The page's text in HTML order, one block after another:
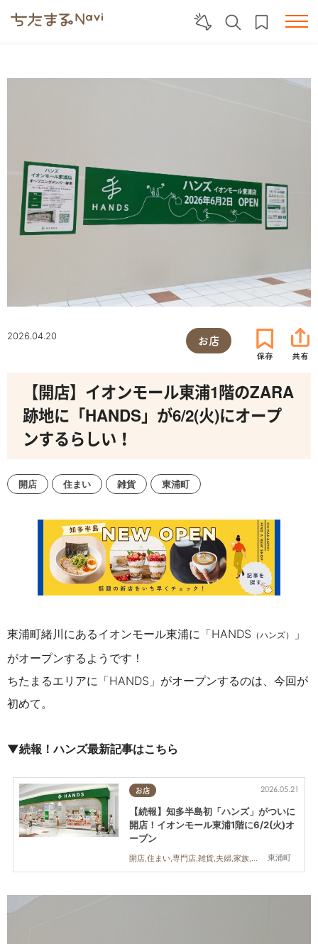
2026.04.20 お店
【開店】イオンモール東浦1階のZARA
跡地に「HANDS」が6/2(火)にオープ
ンするらしい！
開店 住まい 雑貨 東浦町
東浦町緒川にあるイオンモール東浦に「HANDS （ハンズ）
」
がオープンするようです！
ちたまるエリアに「HANDS」がオープンするのは、今回が
初めて。
▼続報！ハンズ最新記事はこちら
お店
東浦町
2026.05.21
【続報】知多半島初「ハンズ」がついに
開店！イオンモール東浦1階に6/2(火)オ
ープン
開店,住まい,専門店,雑貨,夫婦,家族,おひとりさま,友人